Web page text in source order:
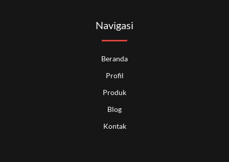
Navigasi
Beranda
Profil
Produk
Blog
Kontak